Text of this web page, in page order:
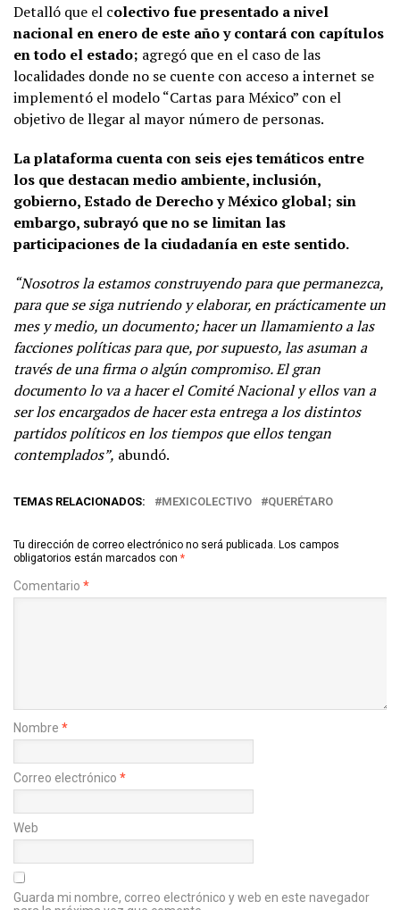
Detalló que el colectivo fue presentado a nivel
nacional en enero de este año y contará con capítulos
en todo el estado; agregó que en el caso de las
localidades donde no se cuente con acceso a internet se
implementó el modelo “Cartas para México” con el
objetivo de llegar al mayor número de personas.
La plataforma cuenta con seis ejes temáticos entre
los que destacan medio ambiente, inclusión,
gobierno, Estado de Derecho y México global; sin
embargo, subrayó que no se limitan las
participaciones de la ciudadanía en este sentido.
“Nosotros la estamos construyendo para que permanezca,
para que se siga nutriendo y elaborar, en prácticamente un
mes y medio, un documento; hacer un llamamiento a las
facciones políticas para que, por supuesto, las asuman a
través de una firma o algún compromiso. El gran
documento lo va a hacer el Comité Nacional y ellos van a
ser los encargados de hacer esta entrega a los distintos
partidos políticos en los tiempos que ellos tengan
contemplados”, abundó.
TEMAS RELACIONADOS: MEXICOLECTIVO QUERÉTARO
Tu dirección de correo electrónico no será publicada. Los campos
obligatorios están marcados con *
Comentario *
Nombre *
Correo electrónico *
Web
Guarda mi nombre, correo electrónico y web en este navegador